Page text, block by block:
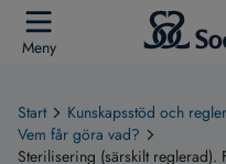
Meny
Start Kunskapsstöd och regler
Vem får göra vad?
Sterilisering (särskilt reglerad).